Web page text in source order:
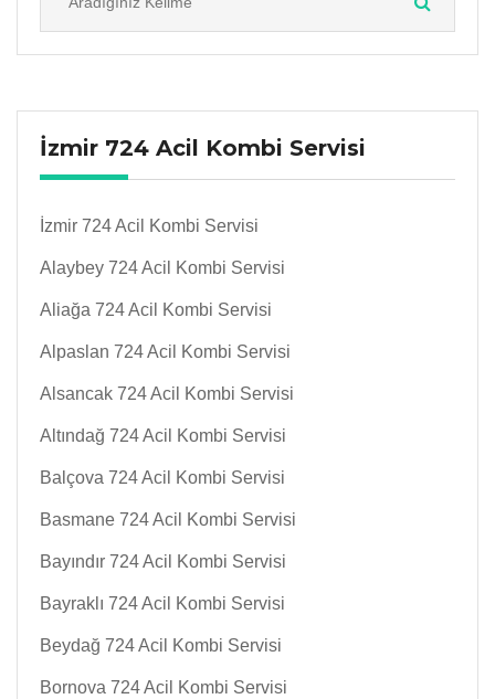
İzmir 724 Acil Kombi Servisi
İzmir 724 Acil Kombi Servisi
Alaybey 724 Acil Kombi Servisi
Aliağa 724 Acil Kombi Servisi
Alpaslan 724 Acil Kombi Servisi
Alsancak 724 Acil Kombi Servisi
Altındağ 724 Acil Kombi Servisi
Balçova 724 Acil Kombi Servisi
Basmane 724 Acil Kombi Servisi
Bayındır 724 Acil Kombi Servisi
Bayraklı 724 Acil Kombi Servisi
Beydağ 724 Acil Kombi Servisi
Bornova 724 Acil Kombi Servisi